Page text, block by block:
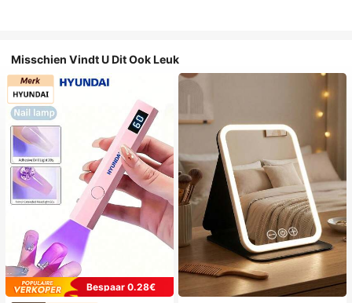
Misschien Vindt U Dit Ook Leuk
Bespaar 0.28€